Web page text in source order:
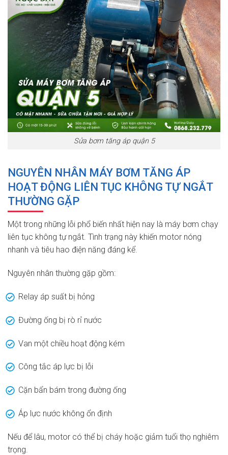
Sửa bơm tăng áp quận 5
NGUYÊN NHÂN MÁY BƠM TĂNG ÁP
HOẠT ĐỘNG LIÊN TỤC KHÔNG TỰ NGẮT
THƯỜNG GẶP
Một trong những lỗi phổ biến nhất hiện nay là máy bơm chạy
liên tục không tự ngắt. Tình trạng này khiến motor nóng
nhanh và tiêu hao điện năng đáng kể.
Nguyên nhân thường gặp gồm:
Relay áp suất bị hỏng
Đường ống bị rò rỉ nước
Van một chiều hoạt động kém
Công tắc áp lực bị lỗi
Cặn bẩn bám trong đường ống
Áp lực nước không ổn định
Nếu để lâu, motor có thể bị cháy hoặc giảm tuổi thọ nghiêm
trọng.